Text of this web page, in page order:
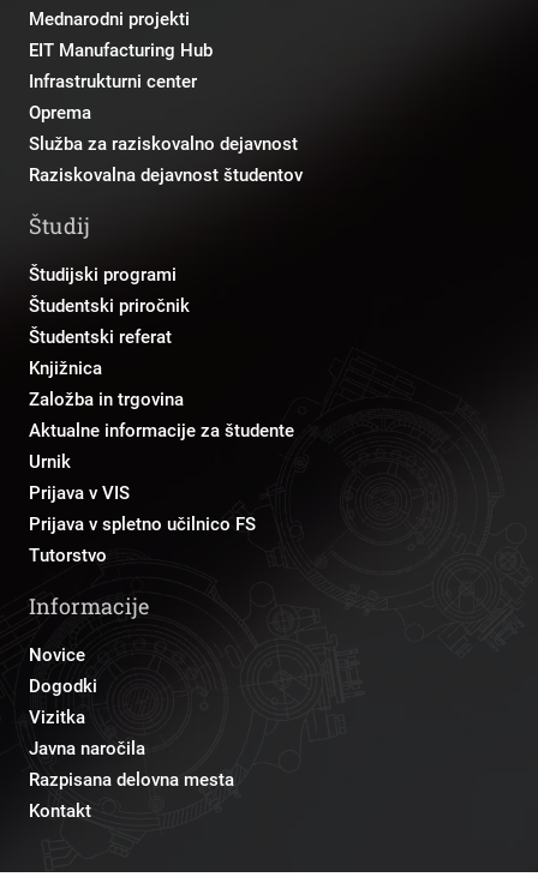
Mednarodni projekti
EIT Manufacturing Hub
Infrastrukturni center
Oprema
Služba za raziskovalno dejavnost
Raziskovalna dejavnost študentov
Študij
Študijski programi
Študentski priročnik
Študentski referat
Knjižnica
Založba in trgovina
Aktualne informacije za študente
Urnik
Prijava v VIS
Prijava v spletno učilnico FS
Tutorstvo
Informacije
Novice
Dogodki
Vizitka
Javna naročila
Razpisana delovna mesta
Kontakt